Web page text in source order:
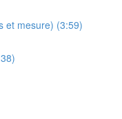
et mesure) (3:59)